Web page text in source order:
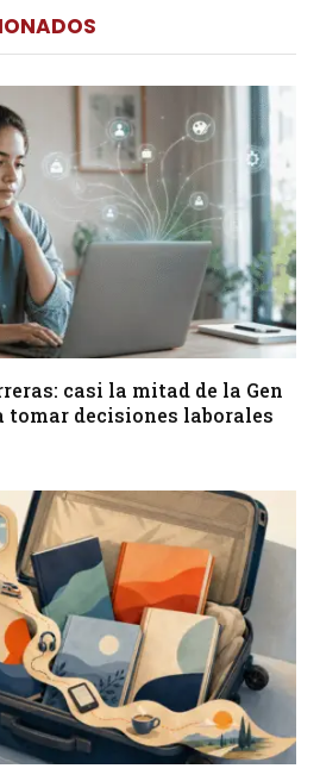
casi la mitad de la Gen
tomar decisiones laborales